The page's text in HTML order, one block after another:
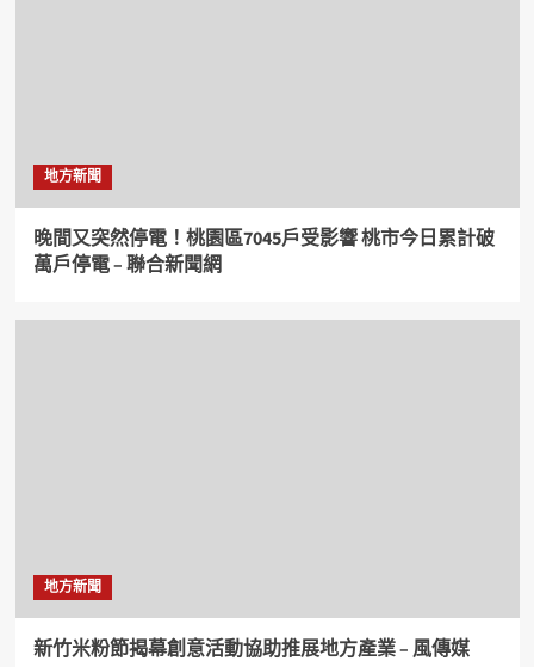
地方新聞
晚間又突然停電！桃園區7045戶受影響 桃市今日累計破
萬戶停電 – 聯合新聞網
地方新聞
新竹米粉節揭幕創意活動協助推展地方產業 – 風傳媒